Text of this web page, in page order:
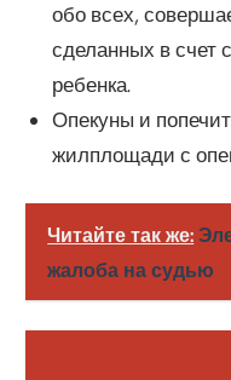
обо всех,
сделанных в счет
ребенка.
Опекуны и
жилплощади с
Читайте так же:
жалоба на судью